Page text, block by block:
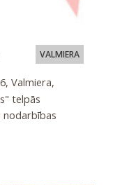
VALMIERA
Valmiera,
telpās